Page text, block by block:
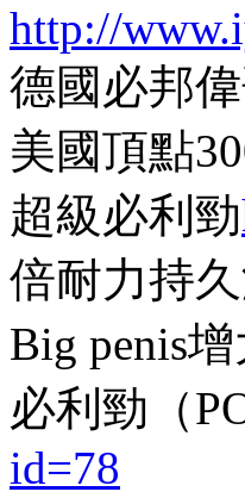
http://
德國必邦
美國頂點
超級必利勁
倍耐力持
Big penis增
必利勁（
id=78